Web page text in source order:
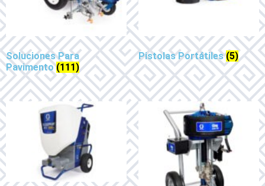
Soluciones Para
Pavimento(111)
Pistolas Portátiles(5)